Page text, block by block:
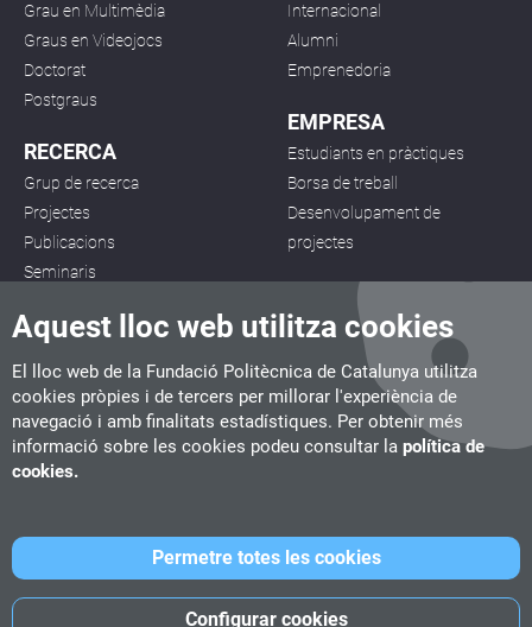
Aquest lloc web utilitza cookies
El lloc web de la Fundació Politècnica de Catalunya utilitza
cookies pròpies i de tercers per millorar l'experiència de
navegació i amb finalitats estadístiques. Per obtenir més
informació sobre les cookies podeu consultar la política de
cookies.
Configurar cookies
Permetre totes les cookies
Grau en Multimèdia
Graus en Videojocs
Doctorat
Postgraus
RECERCA
Grup de recerca
Projectes
Publicacions
Seminaris
Internacional
Alumni
Emprenedoria
EMPRESA
Estudiants en pràctiques
Borsa de treball
Desenvolupament de
projectes
CITM
C/ de la Igualtat, 33, 08222 Terrassa
UPC School